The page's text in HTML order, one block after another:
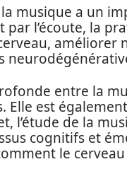
musique a un
par l’écoute, la
améliorer
entre la
Elle est
l’étude de la
cognitifs et
le